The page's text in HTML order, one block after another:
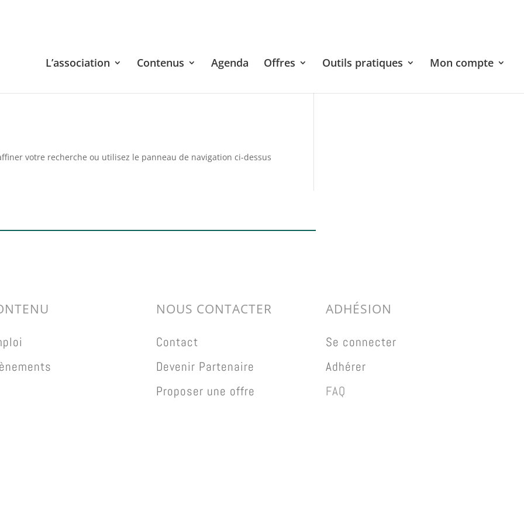
L’association Contenus Agenda Offres Outils pratiques Mon compte
votre recherche ou utilisez le panneau de navigation ci-dessus
NOUS CONTACTER
Contact
Devenir Partenaire
Proposer une offre
ADHÉSION
Se connecter
Adhérer
FAQ